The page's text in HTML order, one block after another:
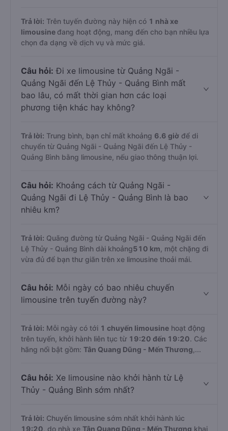
Trả lời: Trên tuyến đường này hiện có 1 nhà xe
limousine đang hoạt động, mang đến cho bạn nhiều lựa
chọn đa dạng về dịch vụ và mức giá.
Câu hỏi: Đi xe limousine từ Quảng Ngãi -
Quảng Ngãi đến Lệ Thủy - Quảng Bình mất
bao lâu, có mất thời gian hơn các loại
phương tiện khác hay không?
Trả lời: Trung bình, bạn chỉ mất khoảng 6.6 giờ để di
chuyển từ Quảng Ngãi - Quảng Ngãi đến Lệ Thủy -
Quảng Bình bằng limousine, nếu giao thông thuận lợi.
Câu hỏi: Khoảng cách từ Quảng Ngãi -
Quảng Ngãi đi Lệ Thủy - Quảng Bình là bao
nhiêu km?
Trả lời: Quãng đường từ Quảng Ngãi - Quảng Ngãi đến
Lệ Thủy - Quảng Bình dài khoảng510 km , một chặng đi
vừa đủ để bạn thư giãn trên xe limousine thoải mái.
Câu hỏi: Mỗi ngày có bao nhiêu chuyến
limousine trên tuyến đường này?
Trả lời: Mỗi ngày có tới 1 chuyến limousine hoạt động
trên tuyến, khởi hành liên tục từ 19:20 đến 19:20. Các
hãng nổi bật gồm: Tân Quang Dũng - Mến Thương ,...
Câu hỏi: Xe limousine nào khởi hành từ Lệ
Thủy - Quảng Bình sớm nhất?
Trả lời: Chuyến limousine sớm nhất khởi hành lúc
19:20 , do nhà xe Tân Quang Dũng - Mến Thương khai